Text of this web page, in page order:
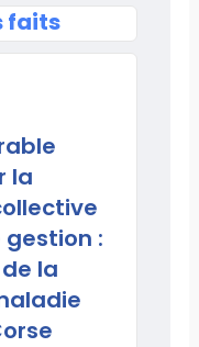
faits
la
:
la